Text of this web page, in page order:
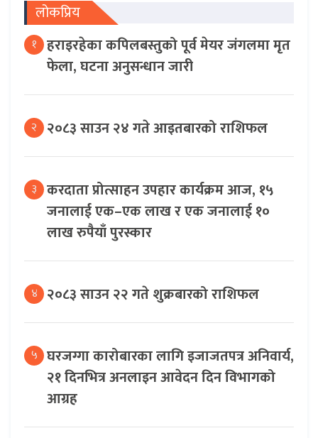
लोकप्रिय
१ हराइरहेका कपिलबस्तुको पूर्व मेयर जंगलमा मृत
फेला, घटना अनुसन्धान जारी
२ २०८३ साउन २४ गते आइतबारको राशिफल
३ करदाता प्रोत्साहन उपहार कार्यक्रम आज, १५
जनालाई एक–एक लाख र एक जनालाई १०
लाख रुपैयाँ पुरस्कार
४ २०८३ साउन २२ गते शुक्रबारको राशिफल
५ घरजग्गा कारोबारका लागि इजाजतपत्र अनिवार्य,
२१ दिनभित्र अनलाइन आवेदन दिन विभागको
आग्रह